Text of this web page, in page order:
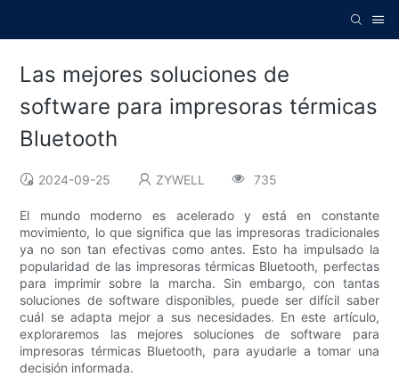
Las mejores soluciones de
software para impresoras térmicas
Bluetooth
2024-09-25 ZYWELL 735
El mundo moderno es acelerado y está en constante
movimiento, lo que significa que las impresoras tradicionales
ya no son tan efectivas como antes. Esto ha impulsado la
popularidad de las impresoras térmicas Bluetooth, perfectas
para imprimir sobre la marcha. Sin embargo, con tantas
soluciones de software disponibles, puede ser difícil saber
cuál se adapta mejor a sus necesidades. En este artículo,
exploraremos las mejores soluciones de software para
impresoras térmicas Bluetooth, para ayudarle a tomar una
decisión informada.